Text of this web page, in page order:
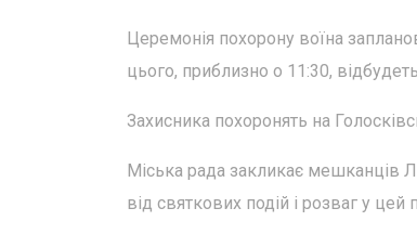
Церемонія похорону воїна
цього, приблизно о 11:30,
Захисника похоронять на
Міська рада закликає мешканців
від святкових подій і розваг у цей